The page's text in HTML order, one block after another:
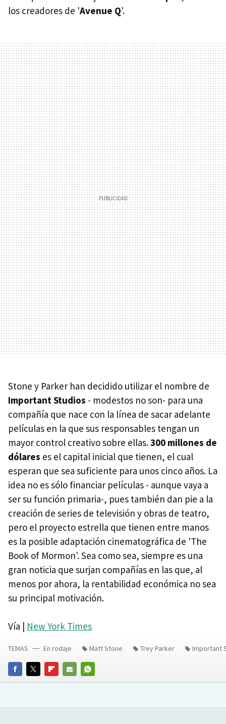
los creadores de 'Avenue Q'.
Stone y Parker han decidido utilizar el nombre de
Important Studios - modestos no son- para una
compañía que nace con la línea de sacar adelante
películas en la que sus responsables tengan un
mayor control creativo sobre ellas.300 millones de
dólares es el capital inicial que tienen, el cual
esperan que sea suficiente para unos cinco años. La
idea no es sólo financiar películas - aunque vaya a
ser su función primaria-, pues también dan pie a la
creación de series de televisión y obras de teatro,
pero el proyecto estrella que tienen entre manos
es la posible adaptación cinematográfica de 'The
Book of Mormon'. Sea como sea, siempre es una
gran noticia que surjan compañías en las que, al
menos por ahora, la rentabilidad económica no sea
su principal motivación.
Vía | New York Times
FACEBOOKTWITTERFLIPBOARD
E-
WHATSAPP
TEMAS En rodaje Matt Stone Trey Parker Important